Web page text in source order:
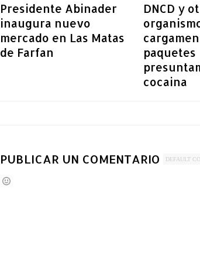
Presidente Abinader
inaugura nuevo
mercado en Las Matas
de Farfan
DNCD y
paquetes
cocaina
PUBLICAR UN COMENTARIO DEFAULT